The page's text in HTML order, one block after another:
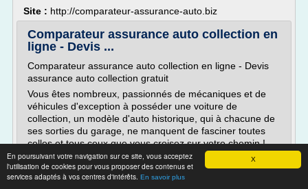
X
En poursuivant votre navigation sur ce site, vous acceptez
l'utilisation de cookies pour vous proposer des contenus et
services adaptés à vos centres d'intérêts. En savoir plus
Site : http://comparateur-assurance-auto.biz
Comparateur assurance auto collection en
ligne - Devis ...
Comparateur assurance auto collection en ligne - Devis
assurance auto collection gratuit
Vous êtes nombreux, passionnés de mécaniques et de
véhicules d'exception à posséder une voiture de
collection, un modèle d'auto historique, qui à chacune de
ses sorties du garage, ne manquent de fasciner toutes
celles et tous ceux que vous croisez sur votre chemin !
Bien qu'il ne s'agisse pas d'un...
Lire la suite